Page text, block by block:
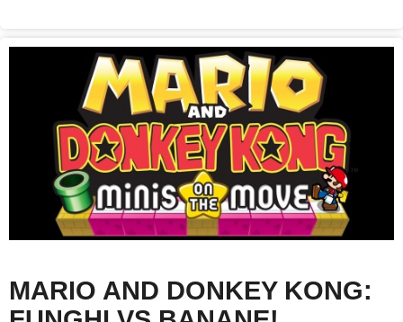
MARIO AND DONKEY KONG: